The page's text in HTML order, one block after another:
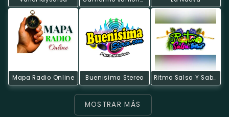
Mapa Radio Online Buenisima Stereo Ritmo Salsa Y Sabor
MOSTRAR MÁS